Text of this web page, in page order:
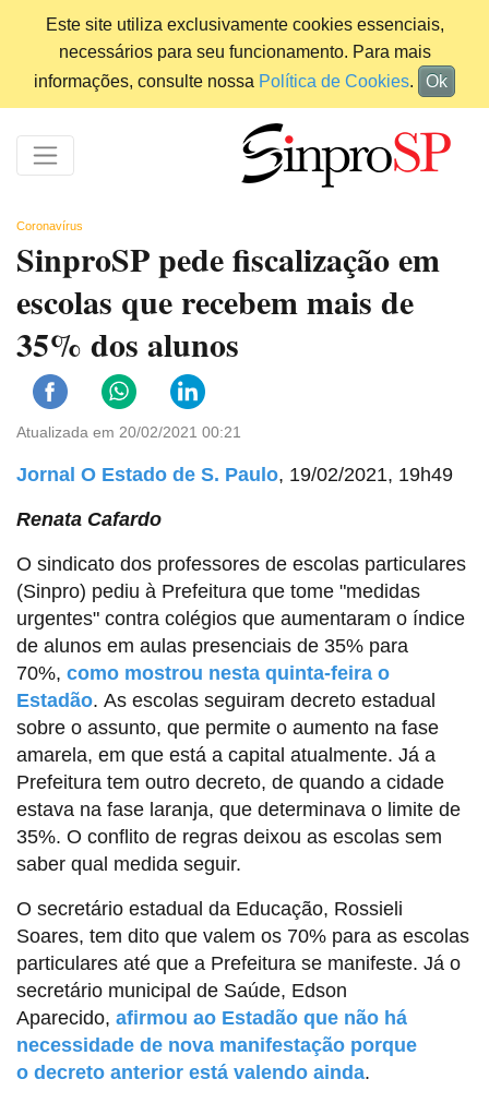
Este site utiliza exclusivamente cookies essenciais,
necessários para seu funcionamento. Para mais
informações, consulte nossa Política de Cookies. Ok
Coronavírus
SinproSP pede fiscalização em
escolas que recebem mais de
35% dos alunos
Atualizada em 20/02/2021 00:21
Jornal O Estado de S. Paulo, 19/02/2021, 19h49
Renata Cafardo
O sindicato dos professores de escolas particulares
(Sinpro) pediu à Prefeitura que tome "medidas
urgentes" contra colégios que aumentaram o índice
de alunos em aulas presenciais de 35% para
70%, como mostrou nesta quinta-feira o
Estadão. As escolas seguiram decreto estadual
sobre o assunto, que permite o aumento na fase
amarela, em que está a capital atualmente. Já a
Prefeitura tem outro decreto, de quando a cidade
estava na fase laranja, que determinava o limite de
35%. O conflito de regras deixou as escolas sem
saber qual medida seguir.
O secretário estadual da Educação, Rossieli
Soares, tem dito que valem os 70% para as escolas
particulares até que a Prefeitura se manifeste. Já o
secretário municipal de Saúde, Edson
Aparecido, afirmou ao Estadão que não há
necessidade de nova manifestação porque
o decreto anterior está valendo ainda.